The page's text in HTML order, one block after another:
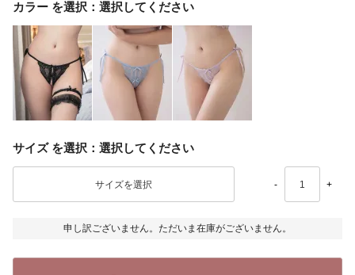
カラー 選択してください
サイズ 選択してください
- +
申し訳ございません。ただいま在庫がございません。